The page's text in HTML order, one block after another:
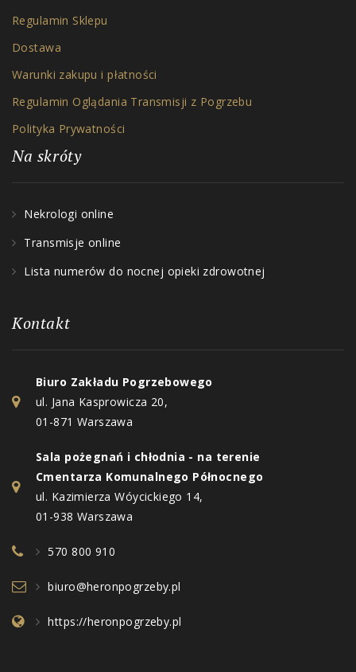
Regulamin Sklepu
Dostawa
Warunki zakupu i płatności
Regulamin Oglądania Transmisji z Pogrzebu
Polityka Prywatności
Na skróty
Nekrologi online
Transmisje online
Lista numerów do nocnej opieki zdrowotnej
Kontakt
Biuro Zakładu Pogrzebowego
ul. Jana Kasprowicza 20,
01-871 Warszawa
Sala pożegnań i chłodnia - na terenie
Cmentarza Komunalnego Północnego
ul. Kazimierza Wóycickiego 14,
01-938 Warszawa
570 800 910
biuro@heronpogrzeby.pl
https://heronpogrzeby.pl